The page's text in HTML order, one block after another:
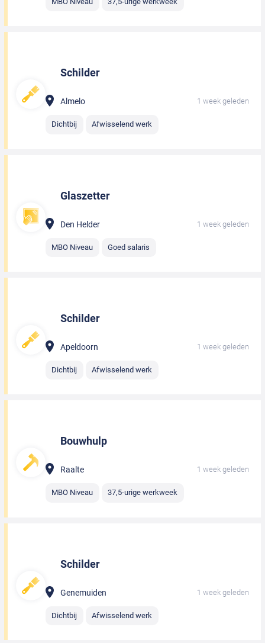
Schilder
Almelo 1 week geleden
Dichtbij Afwisselend werk
Glaszetter
Den Helder 1 week geleden
MBO Niveau Goed salaris
Schilder
Apeldoorn 1 week geleden
Dichtbij Afwisselend werk
Bouwhulp
Raalte 1 week geleden
MBO Niveau 37,5-urige werkweek
Schilder
Genemuiden 1 week geleden
Dichtbij Afwisselend werk